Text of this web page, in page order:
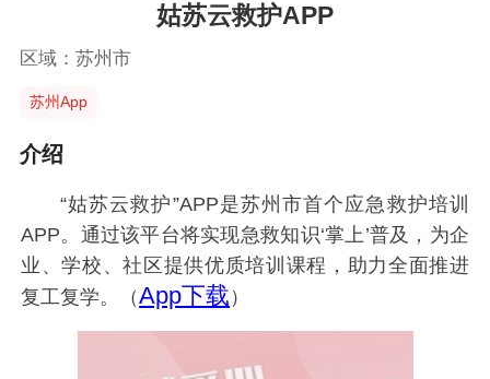
姑苏云救护APP
区域：苏州市
苏州App
介绍
“姑苏云救护”APP是苏州市首个应急救护培训
APP。通过该平台将实现急救知识‘掌上’普及，为企
业、学校、社区提供优质培训课程，助力全面推进
复工复学。（App下载 ）